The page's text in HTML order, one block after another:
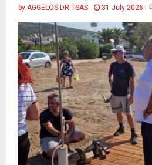
by AGGELOS DRITSAS 31 July 2026